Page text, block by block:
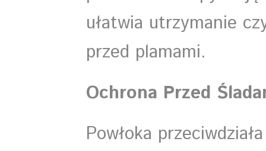
ułatwia utrzymanie
przed plamami.
Ochrona Przed
Powłoka